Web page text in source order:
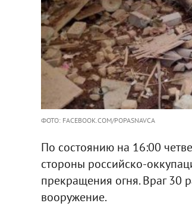
ФОТО: FACEBOOK.COM/POPASNAVCA
По состоянию на 16:00
стороны российско-
прекращения огня. Враг
вооружение.